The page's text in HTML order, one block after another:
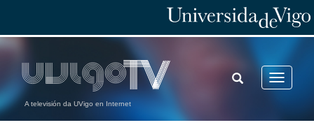
A televisión da UVigo en Internet
Toggle
TOGGLE
SEARCH